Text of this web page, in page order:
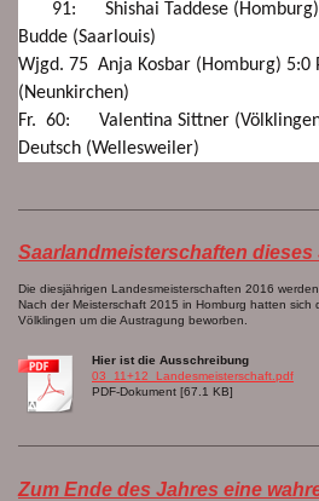
91: Shishai Taddese (Homburg)
Budde (Saarlouis)
Wjgd. 75 Anja Kosbar (Homburg) 5:0
(Neunkirchen)
Fr. 60: Valentina Sittner
Deutsch (Wellesweiler)
Saarlandmeisterschaften dieses
Die diesjährigen Landesmeisterschaften 2016
Nach der Meisterschaft 2015 in Homburg hatten sich
Völklingen um die Austragung beworben.
Hier ist die Ausschreibung
03_11+12_Landesmeisterschaft.pdf
PDF-Dokument [67.1 KB]
Zum Ende des Jahres eine